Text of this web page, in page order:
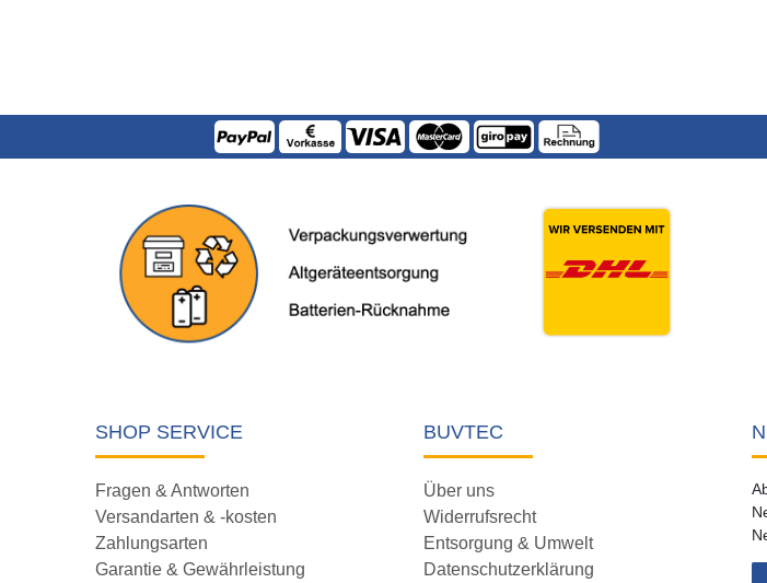
SHOP SERVICE
Fragen & Antworten
Versandarten & -kosten
Zahlungsarten
Garantie & Gewährleistung
BUVTEC
Über uns
Widerrufsrecht
Entsorgung & Umwelt
Datenschutzerklärung